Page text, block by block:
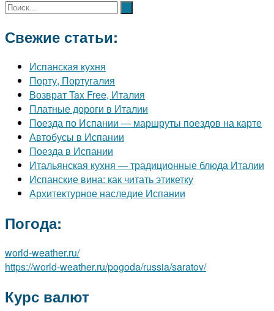
Свежие статьи:
Испанская кухня
Порту, Португалия
Возврат Tax Free, Италия
Платные дороги в Италии
Поезда по Испании — маршруты поездов на карте
Автобусы в Испании
Поезда в Испании
Итальянская кухня — традиционные блюда Италии
Испанские вина: как читать этикетку
Архитектурное наследие Испании
Погода:
world-weather.ru/
https://world-weather.ru/pogoda/russia/saratov/
Курс валют